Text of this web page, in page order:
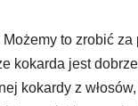
to zrobić
kokarda jest
kokardy z